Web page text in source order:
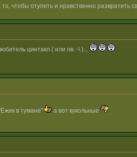
чтобы отупить и нравственно развратить
цинтакл ( или ов :-\ )...
в тумане"
а вот кукольные